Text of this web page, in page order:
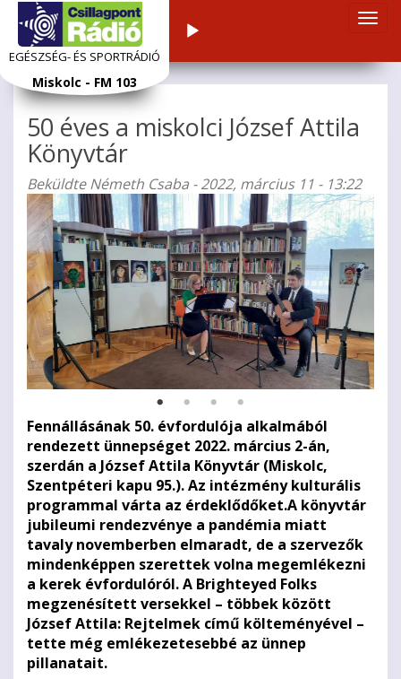
Ugrás
a
tartalomra
EGÉSZSÉG- ÉS SPORTRÁDIÓ
Miskolc - FM 103
Audiolejátszó
50 éves a miskolci József Attila
Könyvtár
BeküldteNémeth Csaba - 2022, március 11 - 13:22
Fennállásának 50. évfordulója alkalmából
rendezett ünnepséget 2022. március 2-án,
szerdán a József Attila Könyvtár (Miskolc,
Szentpéteri kapu 95.). Az intézmény kulturális
programmal várta az érdeklődőket.A könyvtár
jubileumi rendezvénye a pandémia miatt
tavaly novemberben elmaradt, de a szervezők
mindenképpen szerettek volna megemlékezni
a kerek évfordulóról. A Brighteyed Folks
megzenésített versekkel – többek között
József Attila: Rejtelmek című költeményével –
tette még emlékezetesebbé az ünnep
pillanatait.